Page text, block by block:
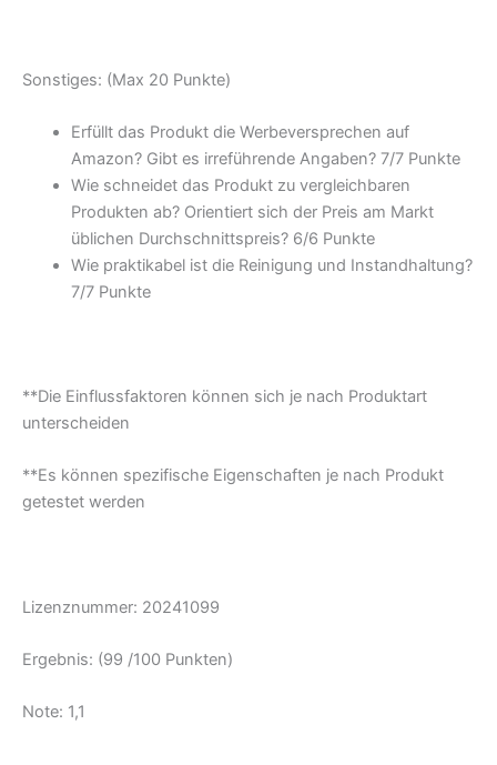
Sonstiges: (Max 20 Punkte)
Erfüllt das Produkt die Werbeversprechen auf
Amazon? Gibt es irreführende Angaben? 7/7 Punkte
Wie schneidet das Produkt zu vergleichbaren
Produkten ab? Orientiert sich der Preis am Markt
üblichen Durchschnittspreis? 6/6 Punkte
Wie praktikabel ist die Reinigung und Instandhaltung?
7/7 Punkte
**Die Einflussfaktoren können sich je nach Produktart
unterscheiden
**Es können spezifische Eigenschaften je nach Produkt
getestet werden
Lizenznummer: 20241099
Ergebnis: (99 /100 Punkten)
Note: 1,1